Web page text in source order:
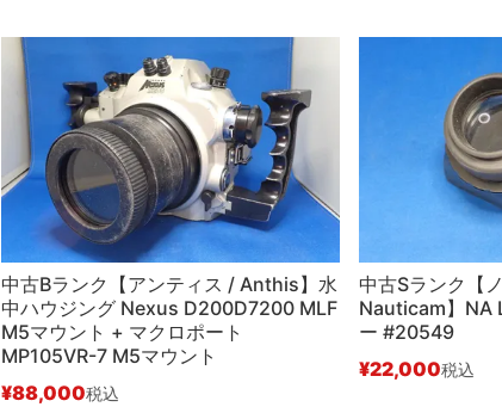
中古Bランク【アンティス / Anthis】水
中ハウジング Nexus D200D7200 MLF
M5マウント + マクロポート
MP105VR-7 M5マウント
¥88,000税込
中古Sランク【
Nauticam】NA
ー #20549
¥22,000税込